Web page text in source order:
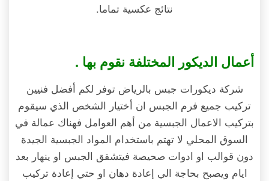
نتائج عكسية تماما.
أعمال الديكور المختلفة نقوم بها .
شركة ديكورات جبس بالرياض توفر لكم أفضل فنيين
تركيب جميع فرم الجبس ان أختيار الشخص الذي سيقوم
بتركيب الاعمال الجبسية من أهم العوامل فهناك عمالة في
السوق المحلي لا تهتم باستخدام المواد الجبسية الجيدة
دون قوالب او ادوات صحيصة فيتشقق الجبس او ينهار بعد
ايام ويصبح بحاجة الي إعادة دهان او حتي إعادة تركيب